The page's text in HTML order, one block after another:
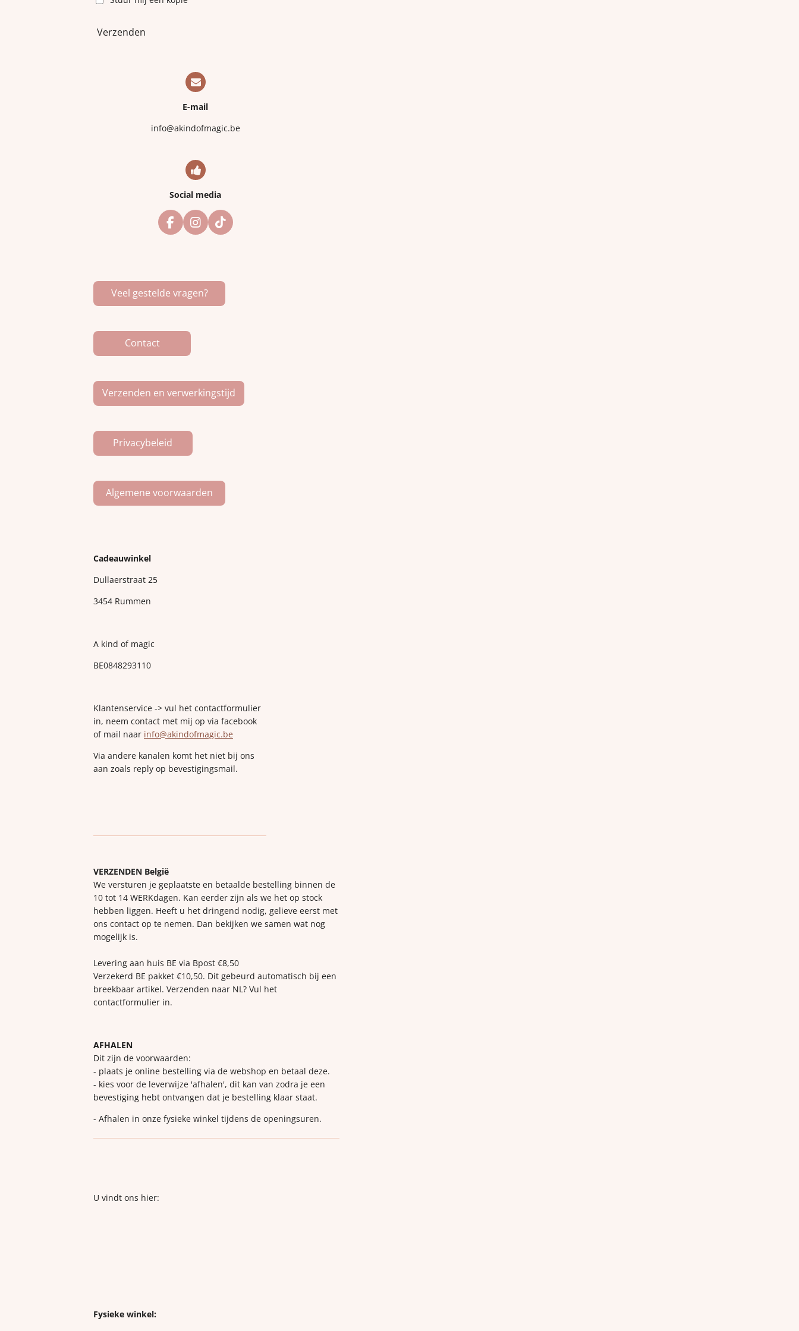
Verzenden
E-mail
info@akindofmagic.be
Social media
F
a
o
o
k
I
n
g
r
a
T
i
k
Veel gestelde vragen?
Contact
Verzenden en verwerkingstijd
Privacybeleid
Algemene voorwaarden
Cadeauwinkel
Dullaerstraat 25
3454 Rummen
A kind of magic
BE0848293110
Klantenservice -> vul het contactformulier
in, neem contact met mij op via facebook
of mail naar info@akindofmagic.be
Via andere kanalen komt het niet bij ons
aan zoals reply op bevestigingsmail.
VERZENDEN België
We versturen je geplaatste en betaalde bestelling binnen de
10 tot 14 WERKdagen. Kan eerder zijn als we het op stock
hebben liggen. Heeft u het dringend nodig, gelieve eerst met
ons contact op te nemen. Dan bekijken we samen wat nog
mogelijk is.
Levering aan huis BE via Bpost €8,50
Verzekerd BE pakket €10,50. Dit gebeurd automatisch bij een
breekbaar artikel. Verzenden naar NL? Vul het
contactformulier in.
AFHALEN
Dit zijn de voorwaarden:
- plaats je online bestelling via de webshop en betaal deze.
- kies voor de leverwijze 'afhalen', dit kan van zodra je een
bevestiging hebt ontvangen dat je bestelling klaar staat.
- Afhalen in onze fysieke winkel tijdens de openingsuren.
U vindt ons hier:
Fysieke winkel: